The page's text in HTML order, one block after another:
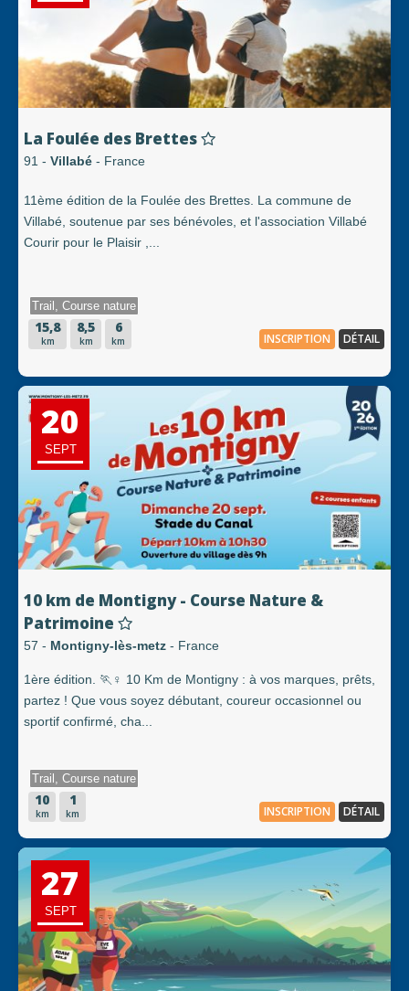
La Foulée des Brettes
91 - Villabé - France
11ème édition de la Foulée des Brettes. La commune de
Villabé, soutenue par ses bénévoles, et l'association Villabé
Courir pour le Plaisir ,...
Trail, Course nature
15,8
km
8,5
km
6
km INSCRIPTION DÉTAIL
20
SEPT
10 km de Montigny - Course Nature &
Patrimoine
57 - Montigny-lès-metz - France
1ère édition. 🏃♀️ 10 Km de Montigny : à vos marques, prêts,
partez ! Que vous soyez débutant, coureur occasionnel ou
sportif confirmé, cha...
Trail, Course nature
10
km
1
km INSCRIPTION DÉTAIL
27
SEPT